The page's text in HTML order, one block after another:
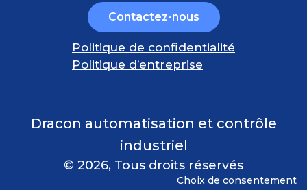
Contactez-nous
Politique de confidentialité
Politique d’entreprise
Dracon automatisation et contrôle
industriel
© 2026, Tous droits réservés
Choix de consentement